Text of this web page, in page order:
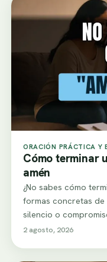
ORACIÓN PRÁCTICA Y
Cómo terminar
amén
¿No sabes cómo
formas concretas
silencio o
2 agosto, 2026